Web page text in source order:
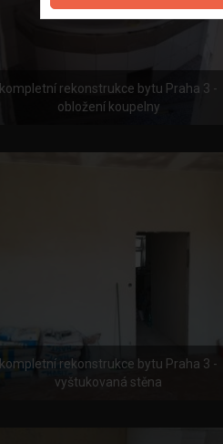
kompletní rekonstrukce bytu Praha 3 -
obložení koupelny
kompletní rekonstrukce bytu Praha 3 -
vyštukovaná stěna